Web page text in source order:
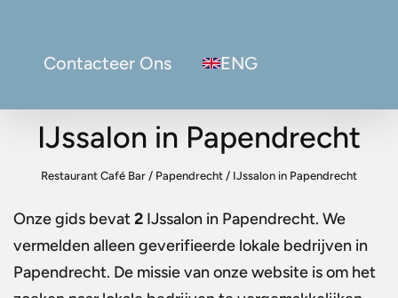
Contacteer Ons ENG
IJssalon in Papendrecht
Restaurant Café Bar / Papendrecht / IJssalon in Papendrecht
Onze gids bevat2 IJssalon in Papendrecht. We
vermelden alleen geverifieerde lokale bedrijven in
Papendrecht. De missie van onze website is om het